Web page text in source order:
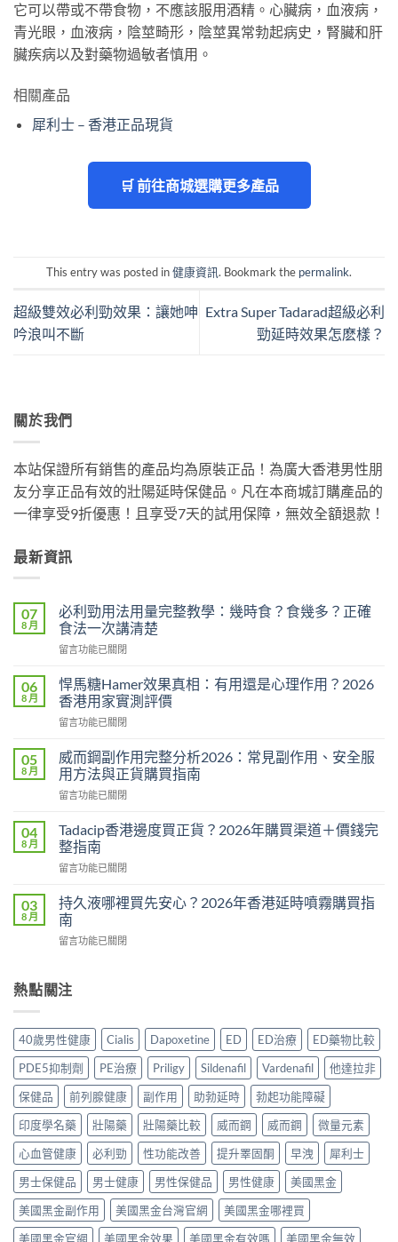
它可以帶或不帶食物，不應該服用酒精。心臟病，血液病，
青光眼，血液病，陰莖畸形，陰莖異常勃起病史，腎臟和肝
臟疾病以及對藥物過敏者慎用。
相關產品
犀利士 – 香港正品現貨
🛒 前往商城選購更多產品
This entry was posted in健康資訊. Bookmark the permalink.
超級雙效必利勁效果：讓她呻
吟浪叫不斷
Extra Super Tadarad超級必利
勁延時效果怎麽樣？
關於我們
本站保證所有銷售的產品均為原裝正品！為廣大香港男性朋
友分享正品有效的壯陽延時保健品。凡在本商城訂購產品的
一律享受9折優惠！且享受7天的試用保障，無效全額退款！
最新資訊
07
8 月
必利勁用法用量完整教學：幾時食？食幾多？正確
食法一次講清楚
在
利
勁
用
法
量
完
整
教
幾
時
食
多？
正
確
一
次
清
楚〉
中
留言功能已關閉
06
8 月
悍馬糖Hamer效果真相：有用還是心理作用？2026
香港用家實測評價
在
馬
糖
Hamer
效
真
相：
用
是
心
作
香
家
實
測
評
價〉
中
留言功能已關閉
05
8 月
威而鋼副作用完整分析2026：常見副作用、安全服
用方法與正貨購買指南
在
而
鋼
副
作
完
整
分
析
見
用、
安
全
服
方
法
與
正
貨
購
買
指
南〉
留言功能已關閉
04
8 月
Tadacip香港邊度買正貨？2026年購買渠道＋價錢完
整指南
在
香
港
邊
度
貨？
購
買
渠
道
價
錢
完
整
指
南〉
中
留言功能已關閉
03
8 月
持久液哪裡買先安心？2026年香港延時噴霧購買指
南
在
液
哪
買
先
安
心？
2026
年
香
港
延
時
噴
霧
購
買
留言功能已關閉
熱點關注
40歲男性健康 Cialis Dapoxetine ED ED治療
ED藥物比較
PDE5抑制劑
PE治療 Priligy Sildenafil Vardenafil
他達拉非
保健品
前列腺健康 副作用 助勃延時
勃起功能障礙
印度學名藥
壯陽藥 壯陽藥比較 威而鋼 威而鋼
微量元素
心血管健康
必利勁 性功能改善 提升睪固酮 早洩
犀利士
男士保健品
男士健康 男性保健品 男性健康
美國黑金
美國黑金副作用
美國黑金台灣官網
美國黑金哪裡買
美國黑金官網
美國黑金效果 美國黑金有效嗎 美國黑金無效